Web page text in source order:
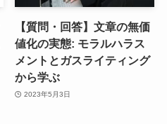
【質問・回答】文章の無価
値化の実態: モラルハラス
メントとガスライティング
から学ぶ
2023年5月3日